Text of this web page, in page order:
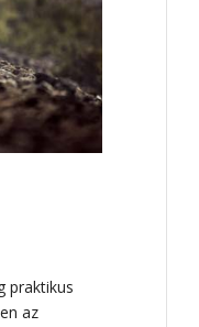
praktikus
az